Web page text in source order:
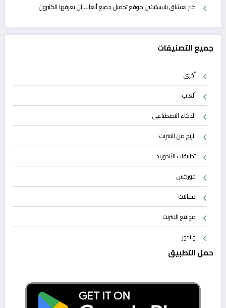
كنز لعشاق بلايستيشن موقع تحميل جميع ألعاب لن يعرفها الكثيرون
جميع التصنيفات
أخرى
ألعاب
الذكاء الاصطناعي
الربح من الانترنت
تطبيقات الأندوريد
فوركس
مقالات
مواقع الانترنت
ويندوز
حمل التطبيق